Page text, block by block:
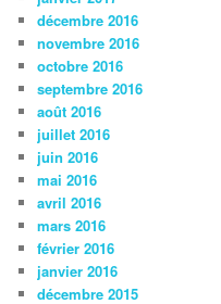
décembre 2016
novembre 2016
octobre 2016
septembre 2016
août 2016
juillet 2016
juin 2016
mai 2016
avril 2016
mars 2016
février 2016
janvier 2016
décembre 2015